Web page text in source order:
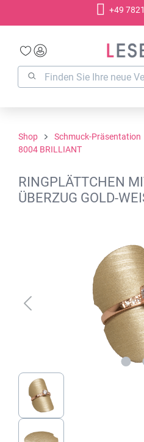
+49
Shop Schmuck-Präsentation
8004 BRILLIANT
RINGPLÄTTCHEN
ÜBERZUG GOLD-